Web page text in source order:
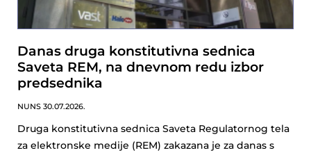
Danas druga konstitutivna sednica
Saveta REM, na dnevnom redu izbor
predsednika
NUNS 30.07.2026.
Druga konstitutivna sednica Saveta Regulatornog tela
za elektronske medije (REM) zakazana je za danas s